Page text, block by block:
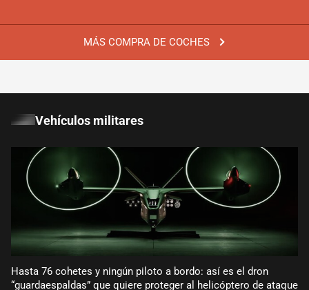
MÁS COMPRA DE COCHES
Vehículos militares
Hasta 76 cohetes y ningún piloto a bordo: así es el dron
“guardaespaldas” que quiere proteger al helicóptero de ataque